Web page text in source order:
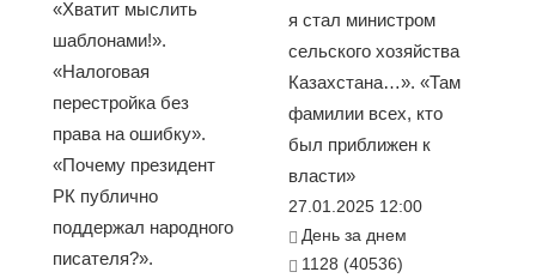
«Хватит мыслить
шаблонами!».
«Налоговая
перестройка без
права на ошибку».
«Почему президент
РК публично
поддержал народного
писателя?».
я стал министром
сельского хозяйства
Казахстана…». «Там
фамилии всех, кто
был приближен к
власти»
27.01.2025 12:00
День за днем
1128 (40536)